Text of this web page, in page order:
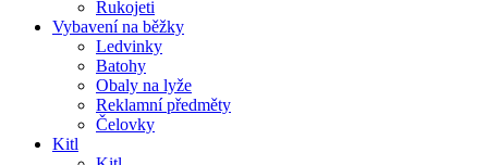
Rukojeti
Vybavení na běžky
Ledvinky
Batohy
Obaly na lyže
Reklamní předměty
Čelovky
Kitl